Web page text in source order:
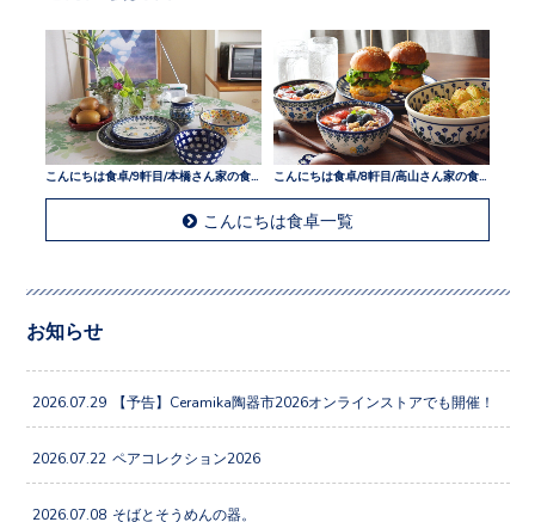
こんにちは食卓/9軒目/本橋さん家の食卓
こんにちは食卓一覧
お知らせ
2026.07.29 【予告】Ceramika陶器市2026オンラインストアでも開催！
2026.07.22 ペアコレクション2026
2026.07.08 そばとそうめんの器。